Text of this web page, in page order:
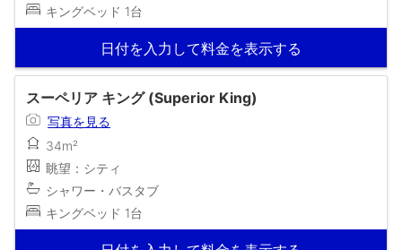
キングベッド 1台
日付を入力して料金を表示する
スーペリア キング (Superior King)
写真を見る
34m²
眺望：シティ
シャワー・バスタブ
キングベッド 1台